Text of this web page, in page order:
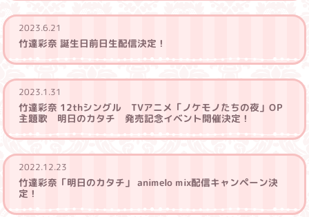
2023.6.21
竹達彩奈 誕生日前日生配信決定！
2023.1.31
竹達彩奈 12thシングル TVアニメ「ノケモノたちの夜」OP
主題歌 明日のカタチ 発売記念イベント開催決定！
2022.12.23
竹達彩奈「明日のカタチ」 animelo mix配信キャンペーン決
定！